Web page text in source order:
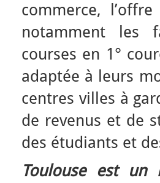
commerce,
notamment les
courses en 1°
adaptée à leurs
centres villes à
de revenus et de
des étudiants et
Toulouse est un